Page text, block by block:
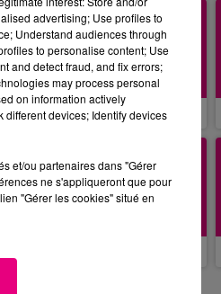
Balance
advertising; Use profiles to
Understand audiences through
to personalise content; Use
and detect fraud, and fix errors;
may process personal
on information actively
devices; Identify devices
et/ou partenaires dans "Gérer
ne s'appliqueront que pour
"Gérer les cookies" situé en